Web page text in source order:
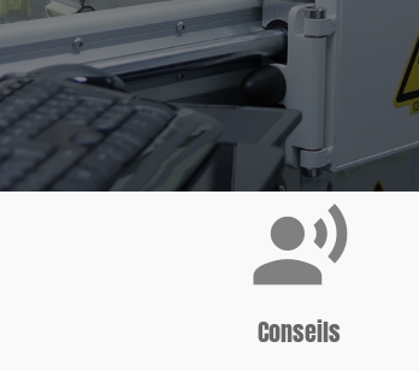
record_voice_over
Conseils